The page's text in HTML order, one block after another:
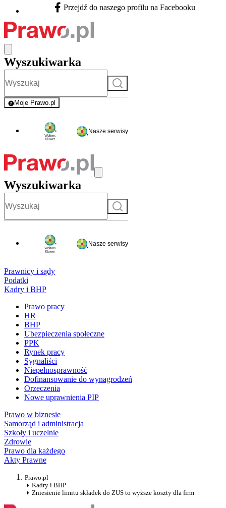
Facebook - otwiera się w nowej karcie
Przejdź do naszego profilu na Facebooku
Wyszukiwarka
Szukaj
Moje Prawo.pl
- rejestracja i logowanie do serwisu
Nasze serwisy
Wyszukiwarka
Szukaj
Nasze serwisy
Prawnicy i sądy
Podatki
Kadry i BHP
Prawo pracy
HR
BHP
Ubezpieczenia społeczne
PPK
Rynek pracy
Sygnaliści
Niepełnosprawność
Dofinansowanie do wynagrodzeń
Orzeczenia
Nowe uprawnienia PIP
Prawo w biznesie
Samorząd i administracja
Szkoły i uczelnie
Zdrowie
Prawo dla każdego
Akty Prawne
Prawo.pl
Kadry i BHP
Zniesienie limitu składek do ZUS to wyższe koszty dla firm